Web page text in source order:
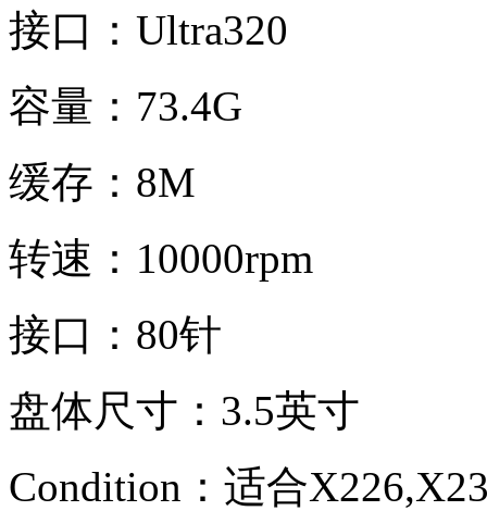
接口：Ultra320
容量：73.4G
缓存：8M
转速：10000rpm
接口：80针
盘体尺寸：3.5英寸
Condition： 适合